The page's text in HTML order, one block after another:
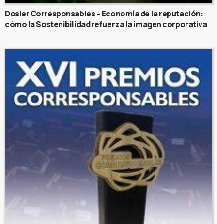
Dosier Corresponsables – Economía de la reputación:
cómo la Sostenibilidad refuerza la imagen corporativa